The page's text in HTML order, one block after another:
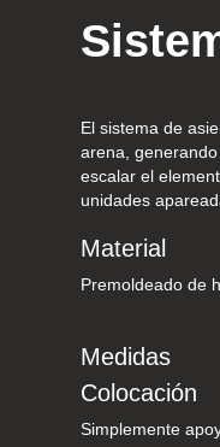
El sistema de
arena,
escalar el
unidades
Material
Premoldeado de
Medidas
Colocación
Simplemente